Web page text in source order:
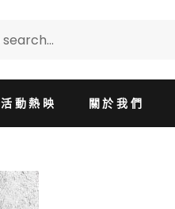
活動熱映 關於我們